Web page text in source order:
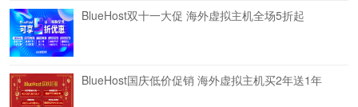
BlueHost双十一大促 海外虚拟主机全场5折起
BlueHost国庆低价促销 海外虚拟主机买2年送1年